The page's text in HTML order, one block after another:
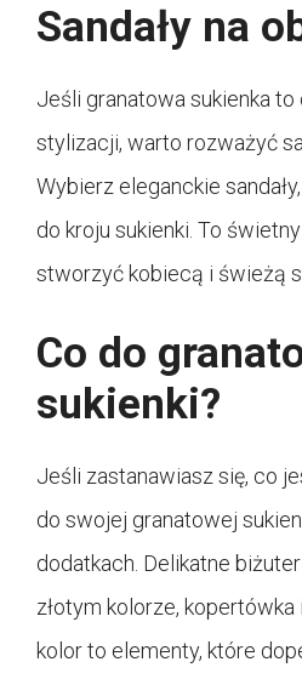
Sandały na
Jeśli granatowa sukienka
stylizacji, warto rozważyć
Wybierz eleganckie
do kroju sukienki. To
stworzyć kobiecą i świeżą
Co do
sukienki?
Jeśli zastanawiasz się, co
do swojej granatowej
dodatkach. Delikatne
złotym kolorze,
kolor to elementy, które